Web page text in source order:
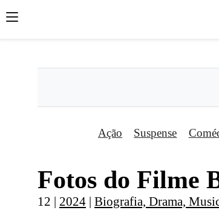
';';
Ação Suspense
Fotos do Filme
12 | 2024 | Biografia, Drama,